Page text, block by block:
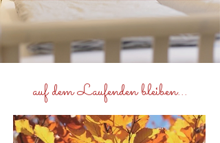
auf dem Laufenden bleiben...